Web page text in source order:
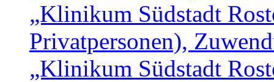
„Klinikum Südstadt
Privatpersonen),
„Klinikum Südstadt